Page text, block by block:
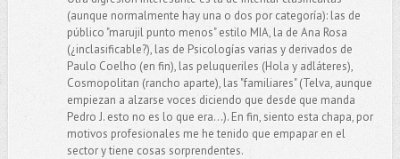
(aunque normalmente hay una o dos por categoría): las de
público "marujil punto menos" estilo MIA, la de Ana Rosa
(¿inclasificable?), las de Psicologías varias y derivados de
Paulo Coelho (en fin), las peluqueriles (Hola y adláteres),
Cosmopolitan (rancho aparte), las "familiares" (Telva, aunque
empiezan a alzarse voces diciendo que desde que manda
Pedro J. esto no es lo que era...). En fin, siento esta chapa, por
motivos profesionales me he tenido que empapar en el
sector y tiene cosas sorprendentes.